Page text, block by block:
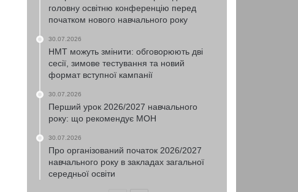
головну освітню конференцію перед
початком нового навчального року
30.07.2026
НМТ можуть змінити: обговорюють дві
сесії, зимове тестування та новий
формат вступної кампанії
30.07.2026
Перший урок 2026/2027 навчального
року: що рекомендує МОН
30.07.2026
Про організований початок 2026/2027
навчального року в закладах загальної
середньої освіти